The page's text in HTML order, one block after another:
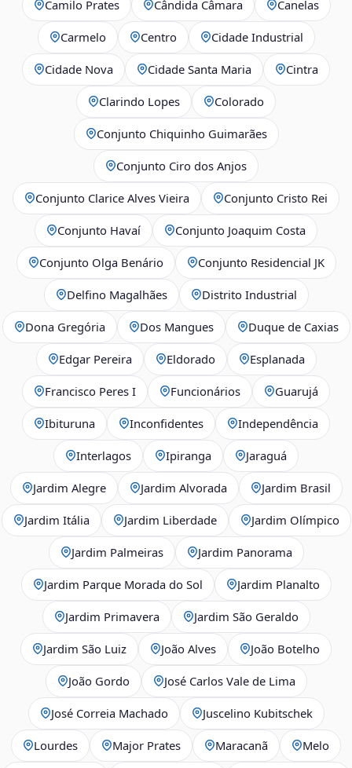
Camilo Prates Cândida Câmara Canelas
Carmelo Centro Cidade Industrial
Cidade Nova Cidade Santa Maria Cintra
Clarindo Lopes Colorado
Conjunto Chiquinho Guimarães
Conjunto Ciro dos Anjos
Conjunto Clarice Alves Vieira Conjunto Cristo Rei
Conjunto Havaí Conjunto Joaquim Costa
Conjunto Olga Benário Conjunto Residencial JK
Delfino Magalhães Distrito Industrial
Dona Gregória Dos Mangues Duque de Caxias
Edgar Pereira Eldorado Esplanada
Francisco Peres I Funcionários Guarujá
Ibituruna Inconfidentes Independência
Interlagos Ipiranga Jaraguá
Jardim Alegre Jardim Alvorada Jardim Brasil
Jardim Itália Jardim Liberdade Jardim Olímpico
Jardim Palmeiras Jardim Panorama
Jardim Parque Morada do Sol Jardim Planalto
Jardim Primavera Jardim São Geraldo
Jardim São Luiz João Alves João Botelho
João Gordo José Carlos Vale de Lima
José Correia Machado Juscelino Kubitschek
Lourdes Major Prates Maracanã Melo